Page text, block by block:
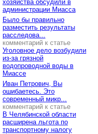
хозяйства обсудили в
администрации Миасса
Было бы правильно
разместить результаты
расследова...
комментарий к статье
Уголовное дело возбудили
из-за грязной
водопроводной воды в
Миассе
Иван Петрович, Вы
ошибаетесь. Это
современный микр...
комментарий к статье
В Челябинской области
расширена льгота по
транспортному налогу